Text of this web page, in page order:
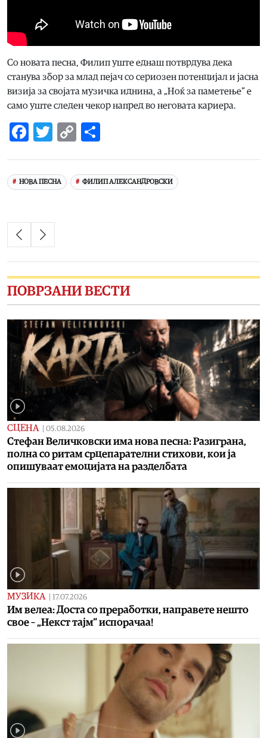
Со новата песна, Филип уште еднаш потврдува дека
станува збор за млад пејач со сериозен потенцијал и јасна
визија за својата музичка иднина, а „Ноќ за паметење“ е
само уште следен чекор напред во неговата кариера.
Facebook
Twitter
Copy
НОВА ПЕСНА ФИЛИП АЛЕКСАНДРОВСКИ
ПОВРЗАНИ ВЕСТИ
СЦЕНА | 05.08.2026
Стефан Величковски има нова песна: Разиграна,
полна со ритам срцепарателни стихови, кои ја
опишуваат емоцијата на разделбата
МУЗИКА | 17.07.2026
Им велеа: Доста со преработки, направете нешто
свое – „Некст тајм“ испорачаа!